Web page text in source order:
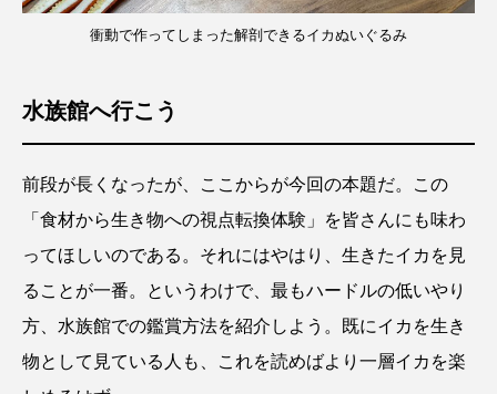
衝動で作ってしまった解剖できるイカぬいぐるみ
水族館へ行こう
前段が長くなったが、ここからが今回の本題だ。この
「食材から生き物への視点転換体験」を皆さんにも味わ
ってほしいのである。それにはやはり、生きたイカを見
ることが一番。というわけで、最もハードルの低いやり
方、水族館での鑑賞方法を紹介しよう。既にイカを生き
物として見ている人も、これを読めばより一層イカを楽